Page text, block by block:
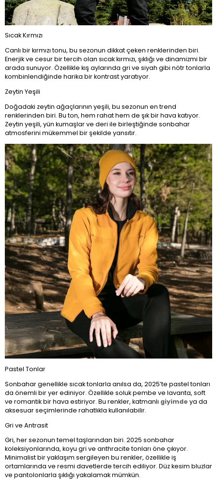
Sıcak Kırmızı
Canlı bir kırmızı tonu, bu sezonun dikkat çeken renklerinden biri.
Enerjik ve cesur bir tercih olan sıcak kırmızı, şıklığı ve dinamizmi bir
arada sunuyor. Özellikle kış aylarında gri ve siyah gibi nötr tonlarla
kombinlendiğinde harika bir kontrast yaratıyor.
Zeytin Yeşili
Doğadaki zeytin ağaçlarının yeşili, bu sezonun en trend
renklerinden biri. Bu ton, hem rahat hem de şık bir hava katıyor.
Zeytin yeşili, yün kumaşlar ve deri ile birleştiğinde sonbahar
atmosferini mükemmel bir şekilde yansıtır.
Pastel Tonlar
Sonbahar genellikle sıcak tonlarla anılsa da, 2025’te pastel tonları
da önemli bir yer ediniyor. Özellikle soluk pembe ve lavanta, soft
ve romantik bir hava estiriyor. Bu renkler, katmanlı giyimde ya da
aksesuar seçimlerinde rahatlıkla kullanılabilir.
Gri ve Antrasit
Gri, her sezonun temel taşlarından biri. 2025 sonbahar
koleksiyonlarında, koyu gri ve anthracite tonları öne çıkıyor.
Minimalist bir yaklaşım sergileyen bu renkler, özellikle iş
ortamlarında ve resmi davetlerde tercih ediliyor. Düz kesim bluzlar
ve pantolonlarla şıklığı yakalamak mümkün.